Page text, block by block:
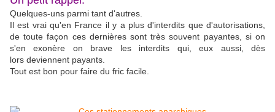
Quelques-uns parmi tant d'autres.
Il est vrai qu'en France il y a plus d'interdits que d'autorisations,
de toute façon ces dernières sont très souvent payantes, si on
s'en exonère on brave les interdits qui, eux aussi, dès
lors deviennent payants.
Tout est bon pour faire du fric facile.